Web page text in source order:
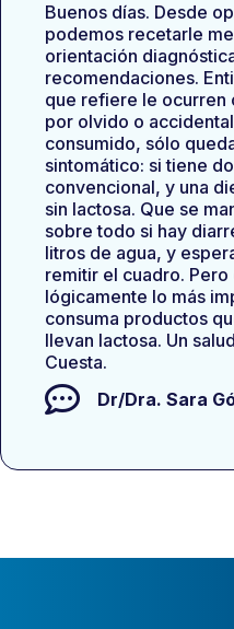
Buenos días. Desde
podemos recetarle
orientación
recomendaciones.
que refiere le ocurren
por olvido o
consumido, sólo
sintomático: si tiene
convencional, y una
sin lactosa. Que se
sobre todo si hay
litros de agua, y
remitir el cuadro. Pero
lógicamente lo más
consuma productos
llevan lactosa. Un
Cuesta.
Dr/Dra. Sara